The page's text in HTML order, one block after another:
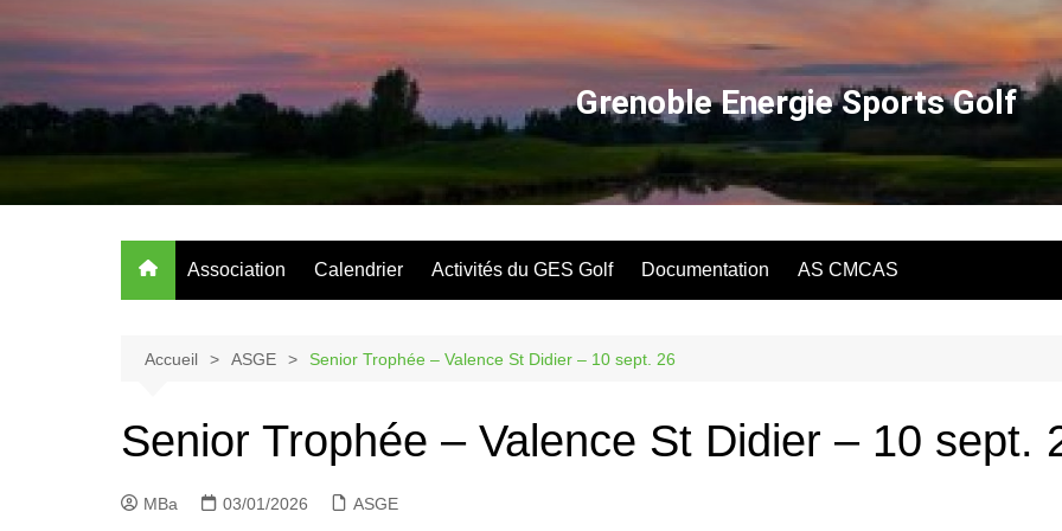
au
contenu
Grenoble Energie Sports Golf
Association Calendrier Activités du GES Golf Documentation AS CMCAS
Accueil ASGE Senior Trophée – Valence St Didier – 10 sept. 26
Senior Trophée – Valence St Didier – 10 sept.
MBa 03/01/2026 ASGE